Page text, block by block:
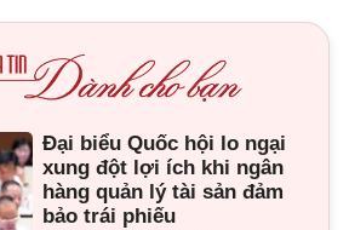
Đại biểu Quốc hội lo ngại
xung đột lợi ích khi ngân
hàng quản lý tài sản đảm
bảo trái phiếu